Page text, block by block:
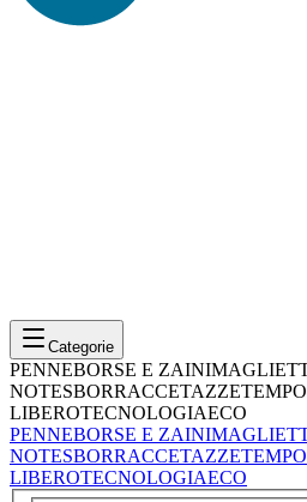
Categorie
PENNEBORSE E ZAINI
NOTESBORRACCETAZZETEMPO
LIBEROTECNOLOGIAECO
PENNEBORSE E ZAINI
NOTESBORRACCETAZZETEMPO
LIBEROTECNOLOGIAECO